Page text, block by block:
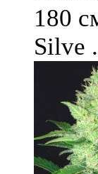
180
Silve